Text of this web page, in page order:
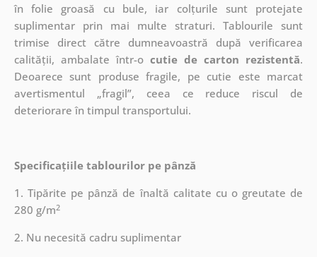
în folie groasă cu bule, iar colțurile sunt protejate
suplimentar prin mai multe straturi.Tablourile sunt
trimise direct către dumneavoastră după verificarea
calității, ambalate într-o cutie de carton rezistentă.
Deoarece sunt produse fragile, pe cutie este marcat
avertismentul „fragil”, ceea ce reduce riscul de
deteriorare în timpul transportului.
Specificațiile tablourilor pe pânză
1. Tipărite pe pânză de înaltă calitate cu o greutate de
280 g/m2
2. Nu necesită cadru suplimentar